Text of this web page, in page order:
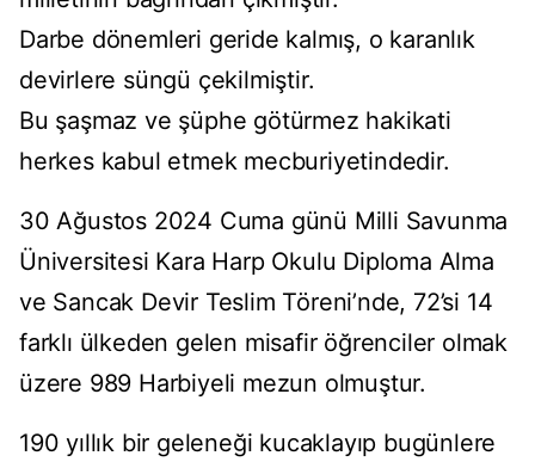
Darbe dönemleri geride kalmış, o karanlık
devirlere süngü çekilmiştir.
Bu şaşmaz ve şüphe götürmez hakikati
herkes kabul etmek mecburiyetindedir.
30 Ağustos 2024 Cuma günü Milli Savunma
Üniversitesi Kara Harp Okulu Diploma Alma
ve Sancak Devir Teslim Töreni’nde, 72’si 14
farklı ülkeden gelen misafir öğrenciler olmak
üzere 989 Harbiyeli mezun olmuştur.
190 yıllık bir geleneği kucaklayıp bugünlere